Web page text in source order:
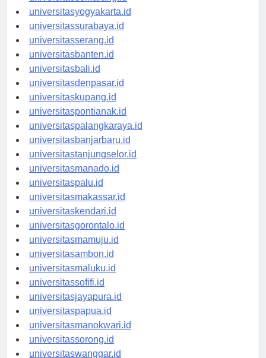
universitassemarang.id
universitasyogyakarta.id
universitassurabaya.id
universitasserang.id
universitasbanten.id
universitasbali.id
universitasdenpasar.id
universitaskupang.id
universitaspontianak.id
universitaspalangkaraya.id
universitasbanjarbaru.id
universitastanjungselor.id
universitasmanado.id
universitaspalu.id
universitasmakassar.id
universitaskendari.id
universitasgorontalo.id
universitasmamuju.id
universitasambon.id
universitasmaluku.id
universitassofifi.id
universitasjayapura.id
universitaspapua.id
universitasmanokwari.id
universitassorong.id